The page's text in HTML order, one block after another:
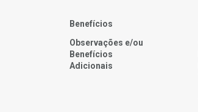
Benefícios
Observações e/ou
Benefícios
Adicionais